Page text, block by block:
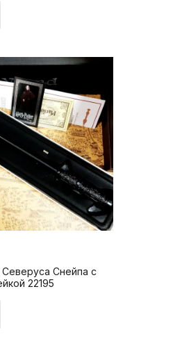
Снейпа с
22195